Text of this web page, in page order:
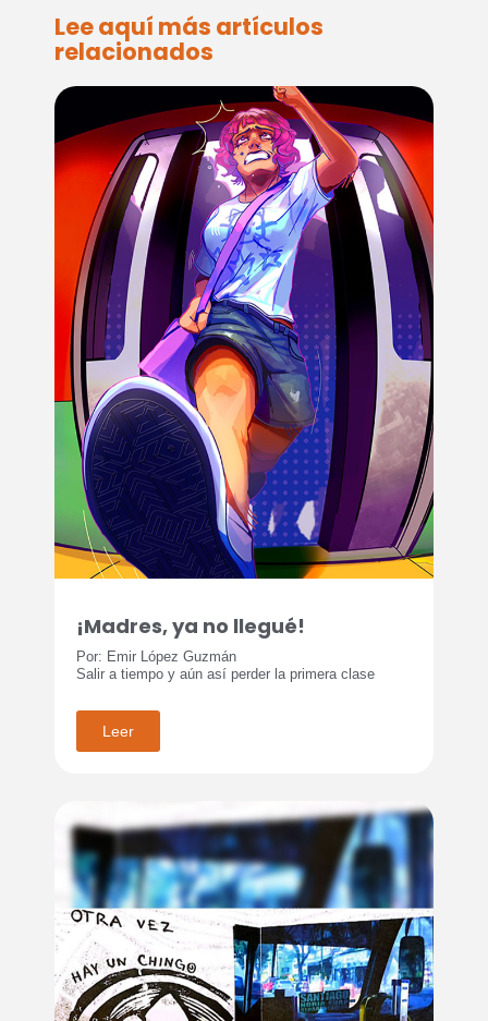
Lee aquí más artículos
relacionados
¡Madres, ya no llegué!
Por: Emir López Guzmán
Salir a tiempo y aún así perder la primera clase
Leer